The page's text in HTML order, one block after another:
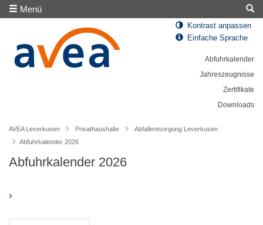
Menü
Kontrast anpassen
Einfache Sprache
Abfuhrkalender
Jahreszeugnisse
Zertifikate
Downloads
AVEA Leverkusen Privathaushalte
Abfallentsorgung Leverkusen
Abfuhrkalender 2026
Abfuhrkalender 2026
›